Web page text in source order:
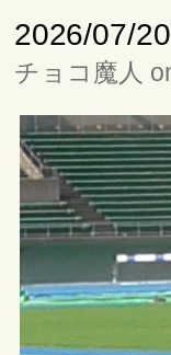
2026/07/
チョコ魔人